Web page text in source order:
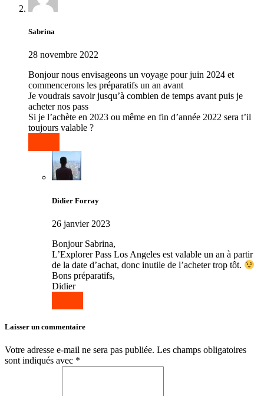
Sabrina
28 novembre 2022
Bonjour nous envisageons un voyage pour juin 2024 et
commencerons les préparatifs un an avant
Je voudrais savoir jusqu’à combien de temps avant puis je
acheter nos pass
Si je l’achète en 2023 ou même en fin d’année 2022 sera t’il
toujours valable ?
Didier Forray
26 janvier 2023
Bonjour Sabrina,
L’Explorer Pass Los Angeles est valable un an à partir
de la date d’achat, donc inutile de l’acheter trop tôt.
Bons préparatifs,
Didier
Laisser un commentaire
Votre adresse e-mail ne sera pas publiée. Les champs obligatoires
sont indiqués avec *